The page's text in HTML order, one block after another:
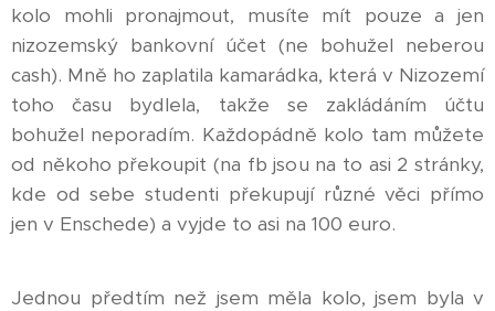
kolo mohli pronajmout, musíte mít pouze a jen
nizozemský bankovní účet (ne bohužel neberou
cash). Mně ho zaplatila kamarádka, která v Nizozemí
toho času bydlela, takže se zakládáním účtu
bohužel neporadím. Každopádně kolo tam můžete
od někoho překoupit (na fb jsou na to asi 2 stránky,
kde od sebe studenti překupují různé věci přímo
jen v Enschede) a vyjde to asi na 100 euro.
Jednou předtím než jsem měla kolo, jsem byla v